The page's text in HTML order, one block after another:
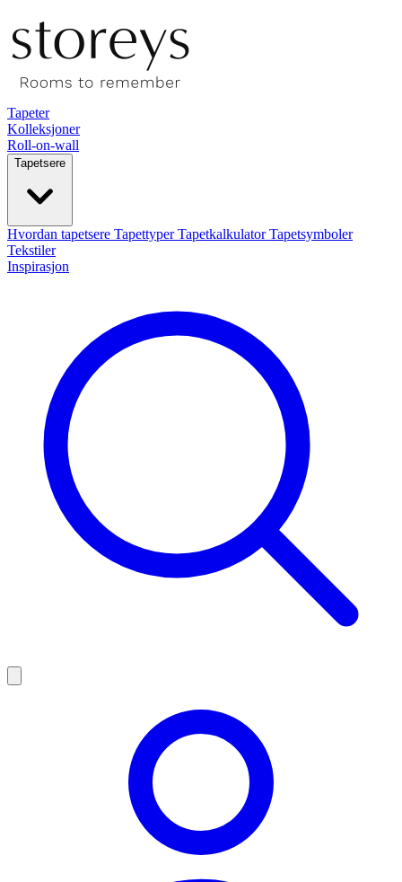
Tapeter
Kolleksjoner
Roll-on-wall
Tapetsere
Hvordan tapetsere TapettyperTapetkalkulatorTapetsymboler
Tekstiler
Inspirasjon